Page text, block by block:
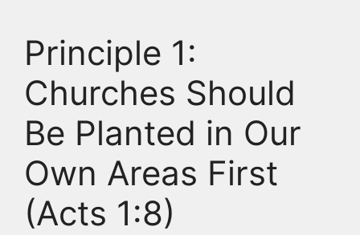
Principle 1:
Churches Should
Be Planted in Our
Own Areas First
(Acts 1:8)